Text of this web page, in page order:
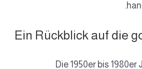
Ein Rückblick auf die
Die 1950er bis